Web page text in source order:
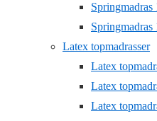
Springmadras
Springmadras
Latex topmadrasser
Latex
Latex
Latex